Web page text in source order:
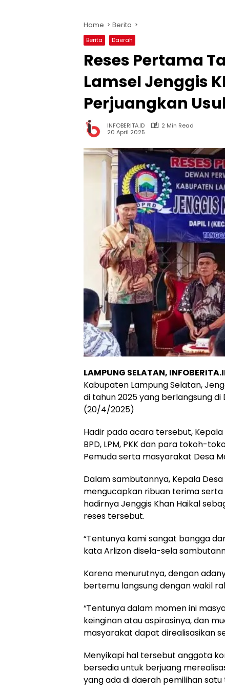
Home Berita
Berita Daerah
Reses Pertama
Lamsel Jenggis
Perjuangkan
INFOBERITA.ID
2 Min Read
20 April 2025
LAMPUNG SELATAN,
Kabupaten Lampung Selatan,
di tahun 2025 yang berlangsung di
(20/4/2025)
Hadir pada acara tersebut, Kepala
BPD, LPM, PKK dan para tokoh-
Pemuda serta masyarakat Desa
Dalam sambutannya, Kepala
mengucapkan ribuan terima
hadirnya Jenggis Khan Haikal
reses tersebut.
“Tentunya kami sangat bangga
kata Arlizon disela-sela
Karena menurutnya, dengan
bertemu langsung dengan wakil
“Tentunya dalam momen ini
keinginan atau aspirasinya, dan
masyarakat dapat direalisasikan
Menyikapi hal tersebut anggota
bersedia untuk berjuang
yang ada di daerah pemilihan